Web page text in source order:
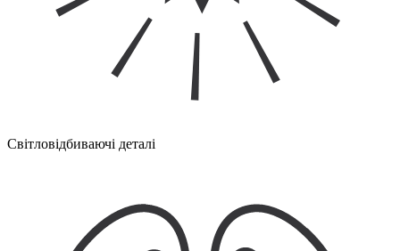
Світловідбиваючі деталі